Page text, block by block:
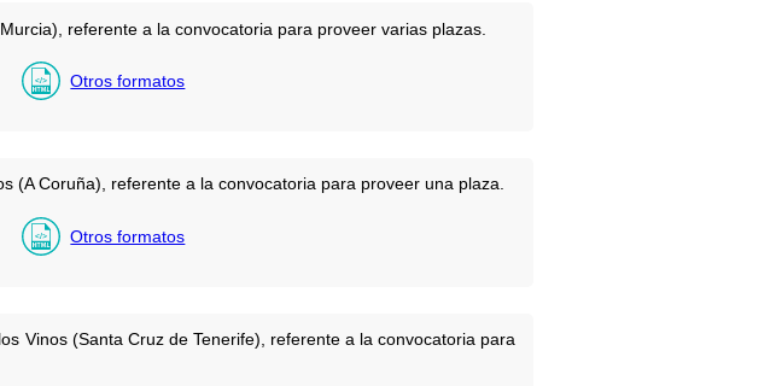
referente a la convocatoria para proveer varias plazas.
Otros formatos
(A Coruña), referente a la convocatoria para proveer una plaza.
Otros formatos
Vinos (Santa Cruz de Tenerife), referente a la convocatoria para